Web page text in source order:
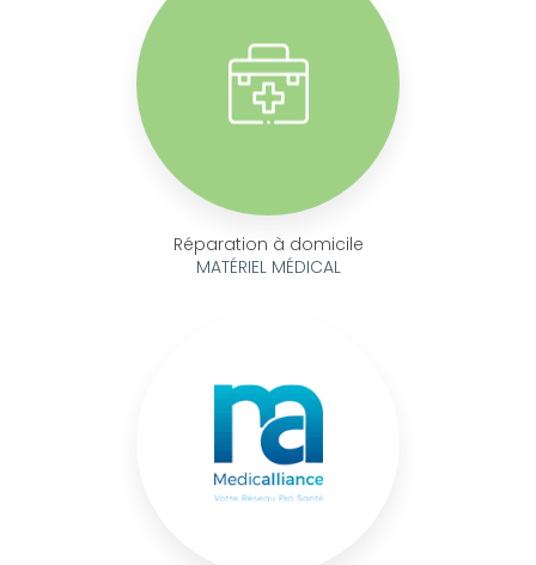
Réparation à domicile
MATÉRIEL MÉDICAL